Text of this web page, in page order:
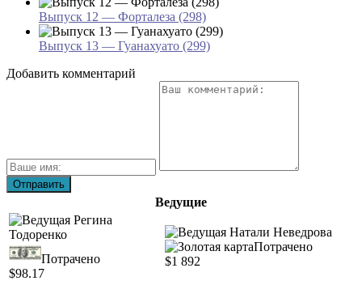
Выпуск 12 — Форталеза (298)
Выпуск 13 — Гуанахуато (299)
Добавить комментарий
Ведущие
Потрачено
$98.17
Потрачено
$1 892